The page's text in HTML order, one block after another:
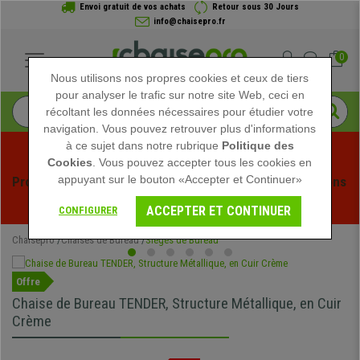
Envoi gratuit de vos achats
Retour sous 30 Jours
info@chaisepro.fr
0
Profitez des soldes d'été chez Chaisepro ! Des réductions
exclusives pour une durée limitée - Voir l'offre
Chaisepro Chaises de Bureau Sièges de Bureau
Offre
Chaise de Bureau TENDER, Structure Métallique, en Cuir
Crème
Nous utilisons nos propres cookies et ceux de tiers
pour analyser le trafic sur notre site Web, ceci en
récoltant les données nécessaires pour étudier votre
navigation. Vous pouvez retrouver plus d'informations
à ce sujet dans notre rubrique Politique des
Cookies . Vous pouvez accepter tous les cookies en
appuyant sur le bouton «Accepter et Continuer»
CONFIGURER ACCEPTER ET CONTINUER